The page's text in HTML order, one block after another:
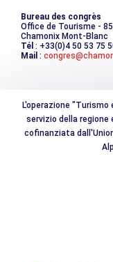
Bureau des congrès
Office de Tourisme -
Chamonix Mont-Blanc
Tél : +33(0)4 50 53 75
Mail :
L'operazione
servizio della
cofinanziata